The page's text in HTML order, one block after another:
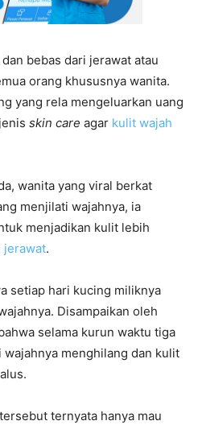
dan bebas dari jerawat atau
orang khususnya wanita.
yang rela mengeluarkan uang
skin care agar kulit wajah
wanita yang viral berkat
menjilati wajahnya, ia
menjadikan kulit lebih
jerawat.
setiap hari kucing miliknya
Disampaikan oleh
selama kurun waktu tiga
wajahnya menghilang dan kulit
ternyata hanya mau